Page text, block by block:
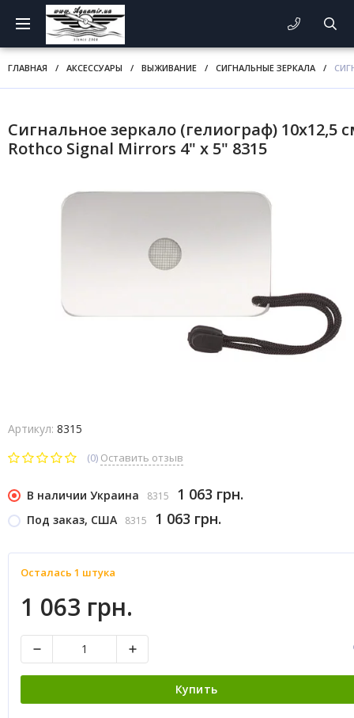
ГЛАВНАЯ / АКСЕССУАРЫ / ВЫЖИВАНИЕ / СИГНАЛЬНЫЕ ЗЕРКАЛА /
Сигнальное зеркало (гелиограф) 10х12,5
Rothco Signal Mirrors 4" x 5" 8315
Артикул: 8315
(0) Оставить отзыв
В наличии Украина 8315 1 063 грн.
Под заказ, США 8315 1 063 грн.
Осталась 1 штука
1 063 грн.
Купить